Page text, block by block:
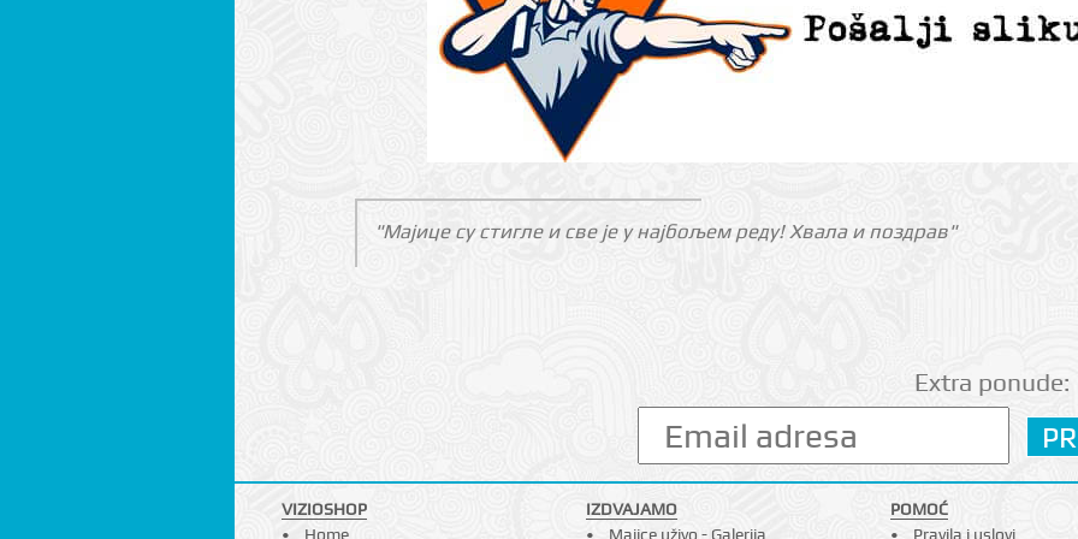
"Мајице су стигле и све је у најбољем реду! Хвала и поздрав"
Extra ponude:
VIZIOSHOP
Home
IZDVAJAMO
Majice uživo - Galerija
POMOĆ
Pravila i uslovi